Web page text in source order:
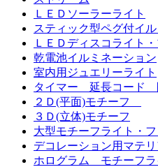
ＬＥＤソーラーライト
スティック型ペグ付イ
ＬＥＤディスコライト
乾電池イルミネーション
室内用ジュエリーライト
タイマー 延長コード
２Ｄ(平面)モチーフ
３Ｄ(立体)モチーフ
大型モチーフライト・
デコレーション用マテ
ホログラム モチーフラ